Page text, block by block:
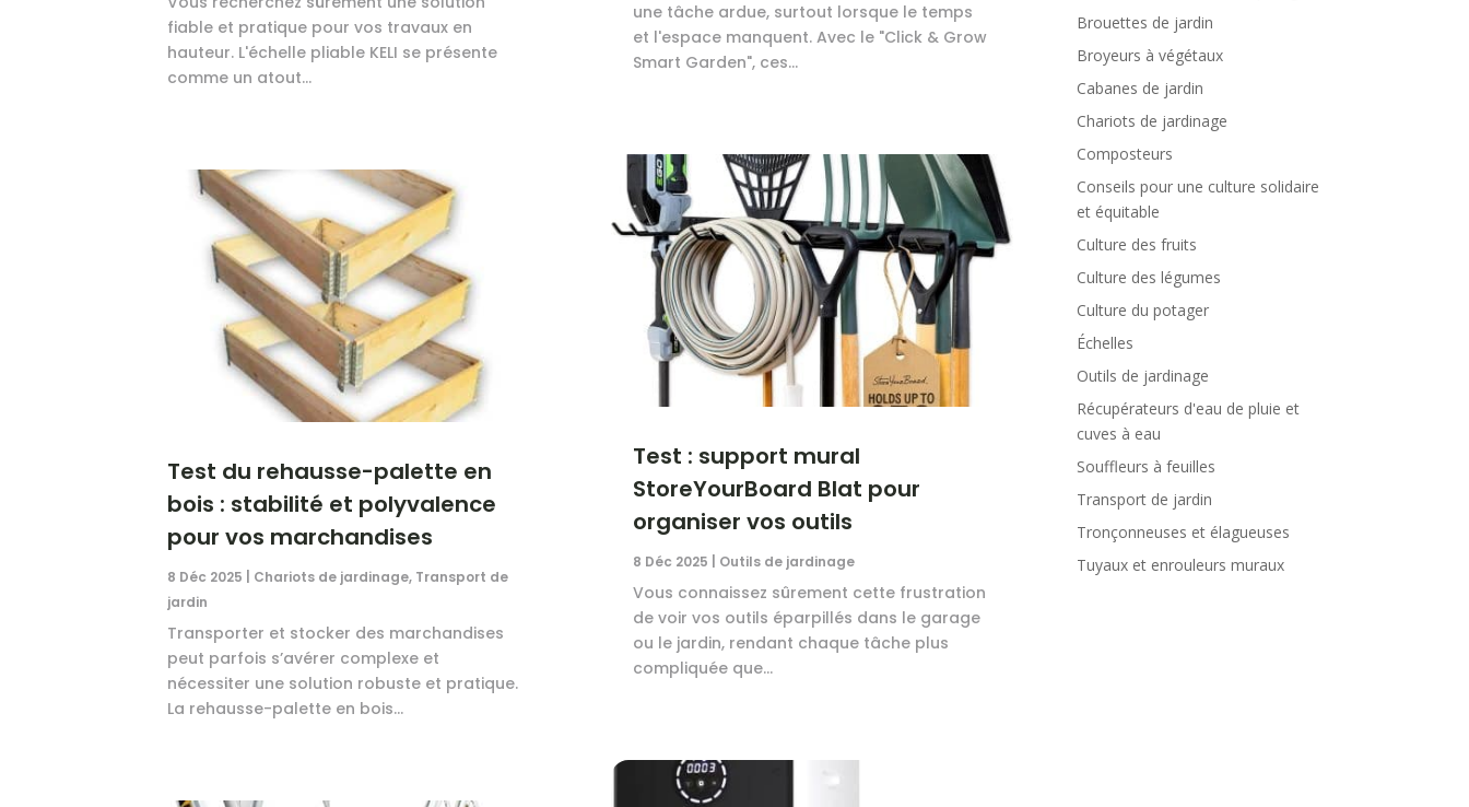
fiable et pratique pour vos travaux en
hauteur. L'échelle pliable KELI se présente
comme un atout...
Test du rehausse-palette en
bois : stabilité et polyvalence
pour vos marchandises
8 Déc 2025 Chariots de jardinage, Transport de
jardin
Transporter et stocker des marchandises
peut parfois s’avérer complexe et
nécessiter une solution robuste et pratique.
La rehausse-palette en bois...
une tâche ardue, surtout lorsque le temps
et l'espace manquent. Avec le "Click & Grow
Smart Garden", ces...
Test : support mural
StoreYourBoard Blat pour
organiser vos outils
8 Déc 2025 Outils de jardinage
Vous connaissez sûrement cette frustration
de voir vos outils éparpillés dans le garage
ou le jardin, rendant chaque tâche plus
compliquée que...
Brouettes de jardin
Broyeurs à végétaux
Cabanes de jardin
Chariots de jardinage
Composteurs
Conseils pour une culture solidaire
et équitable
Culture des fruits
Culture des légumes
Culture du potager
Échelles
Outils de jardinage
Récupérateurs d'eau de pluie et
cuves à eau
Souffleurs à feuilles
Transport de jardin
Tronçonneuses et élagueuses
Tuyaux et enrouleurs muraux